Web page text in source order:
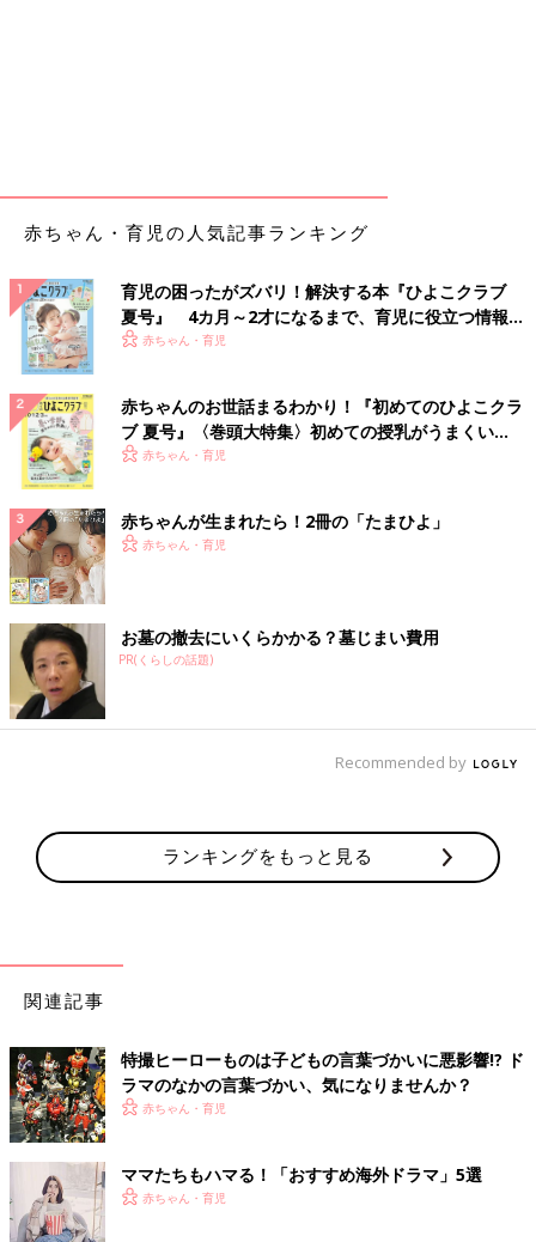
■ 同じく東野圭吾さんの『夢幻花』
「『夢幻花』も推しです！
人公の兄に岡田将生さん、母親に鈴木京香さんで！」
■ 私の一押しは乃南アサさんの『涙』
「読み終わってから、映画やドラマにすると面白そう、と思った
作品です。
結婚間近の婚約者（刑事）が突然失踪し、それを探し出すという
ストーリー。
話の中身が濃くて、読み進めると、なぜ失踪してしまったの…と
先が知りたくて、一気に読み終えました。内容はかなり暗いです
が。
もう3回くらい読みました。久しぶりにまた読んでみようかな。
配役は…失踪した婚約者に松坂桃李さん希望です！」
■ 菜々緒さんで見たい！ 今野敏さんの『トカゲ』シリーズ
「『トカゲ』シリーズの白石涼子を菜々緒さんにぜひ！
単純にあの抜群のスタイルで、大型バイクを乗りこなすところを
見てみたいなぁと（笑）」
■ ぜひ朝ドラに！ 玉岡かおるさんの『負けんとき ヴォーリズ満
しいと思った小説です。
一柳満喜子さんという明治から昭和にかけて実在した人物（後
に、建築家で実業家のウィリアム・メレル・ヴォーリズの妻にな
たりしている関係で、その辺りの話しもいろいろと絡んできま
す。
て……と波乱万丈な人生。
今田美桜さんや福原遥さんのような目を引く可愛さのある女優さ
んが似合いそう。
そして、小説のネタバレですが大失恋する相手がいて、それは町
■ タイトルが衝撃！ 夕鷺かのうさんの『愛するあなたの子を授
かって、十月十日後に死ぬつもり』
赤ちゃん・育児の人気記事ランキング
育児の困ったがズバリ！解決する本『ひよこクラブ
夏号』 4カ月～2才になるまで、育児に役立つ情報が
いっぱい！
赤ちゃん・育児
赤ちゃんのお世話まるわかり！『初めてのひよこクラ
ブ 夏号』〈巻頭大特集〉初めての授乳がうまくい
く！ おっぱい・ミルクの基本と夏のトラブル 解決テ
赤ちゃん・育児
赤ちゃんが生まれたら！2冊の「たまひよ」
赤ちゃん・育児
お墓の撤去にいくらかかる？墓じまい費用
PR(くらしの話題)
Recommended by
ランキングをもっと見る
関連記事
特撮ヒーローものは子どもの言葉づかいに悪影響!? ド
ラマのなかの言葉づかい、気になりませんか？
赤ちゃん・育児
ママたちもハマる！「おすすめ海外ドラマ」5選
赤ちゃん・育児